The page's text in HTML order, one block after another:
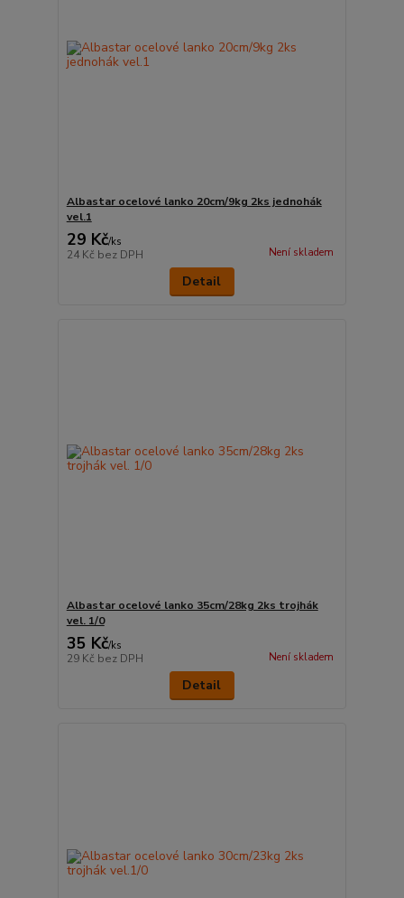
Albastar ocelové lanko 20cm/9kg 2ks jednohák
vel.1
29 Kč/ks
24 Kč bez DPH Není skladem
Detail
Albastar ocelové lanko 35cm/28kg 2ks trojhák
vel. 1/0
35 Kč/ks
29 Kč bez DPH Není skladem
Detail